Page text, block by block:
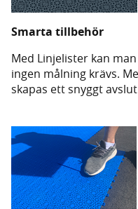
Smarta tillbehör
Med Linjelister kan
ingen målning krävs.
skapas ett snyggt